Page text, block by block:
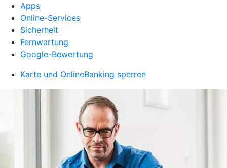
Apps
Online-Services
Sicherheit
Fernwartung
Google-Bewertung
Karte und OnlineBanking sperren